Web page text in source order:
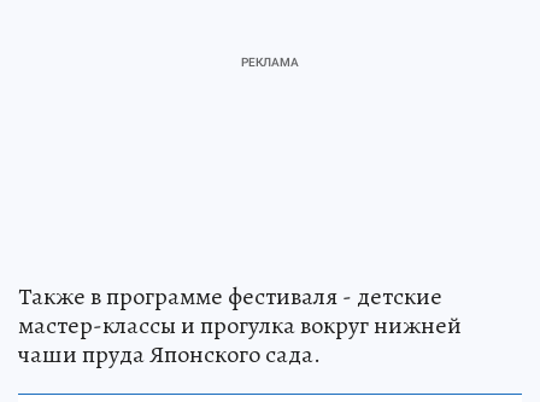
Также в программе фестиваля - детские
мастер-классы и прогулка вокруг нижней
чаши пруда Японского сада.